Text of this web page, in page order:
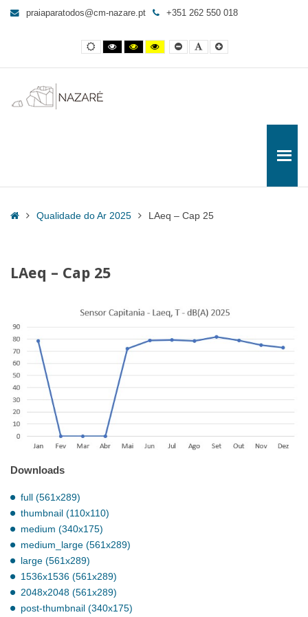
-
para
praiaparatodos@cm-nazare.pt +351 262 550 018
Contraste
normal
Contraste
preto
branco
Contraste
preto
amarelo
Yellow
and
contrast
Smaller
Font
Letra
por
Letra
maior
HomeQualidade do Ar 2025 LAeq – Cap 25
LAeq – Cap 25
Downloads
full (561x289)
thumbnail (110x110)
medium (340x175)
medium_large (561x289)
large (561x289)
1536x1536 (561x289)
2048x2048 (561x289)
post-thumbnail (340x175)